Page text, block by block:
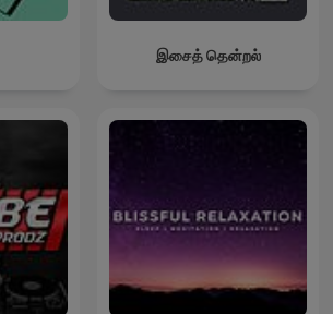
இசைத் தென்றல்